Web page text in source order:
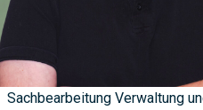
Sachbearbeitung Verwaltung